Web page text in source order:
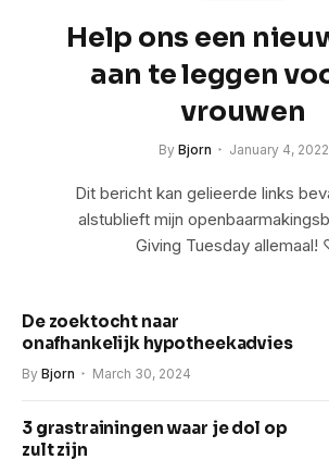
Help ons een
aan te leggen
vrouwen
By Bjorn January 4, 2022
Dit bericht kan gelieerde links
alstublieft mijn
Giving Tuesday
De zoektocht naar
onafhankelijk hypotheekadvies
By Bjorn March 30, 2024
3 grastrainingen waar je dol op
zult zijn